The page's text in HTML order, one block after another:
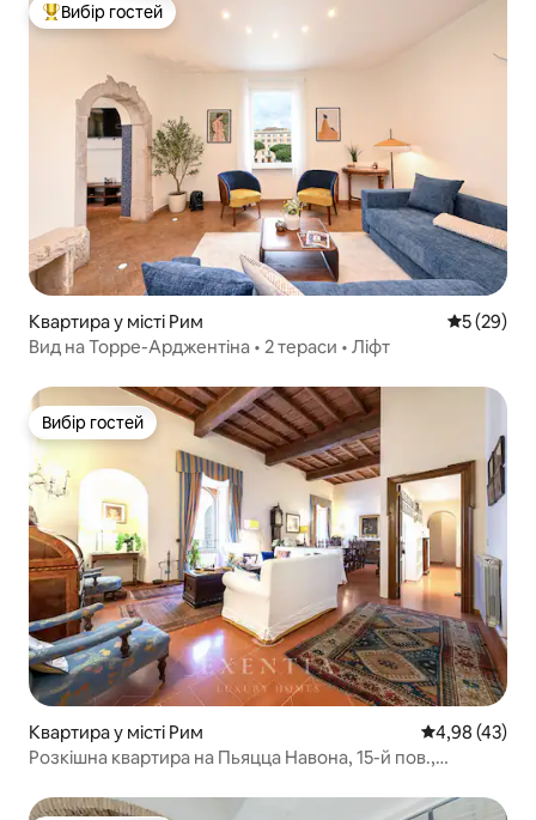
Топ вибір гостей
Вибір гостей
Квартира у місті Рим Середня
5 (29)
Вид на Торре-Арджентіна • 2 тераси • Ліфт
Вибір гостей
Вибір гостей
Квартира у місті Рим Середня
4,98 (43)
Розкішна квартира на Пьяцца Навона, 15-й пов.,